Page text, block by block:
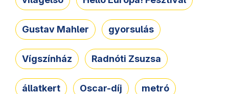
Gustav Mahler gyorsulás
Vígszínház Radnóti Zsuzsa
állatkert Oscar-díj metró